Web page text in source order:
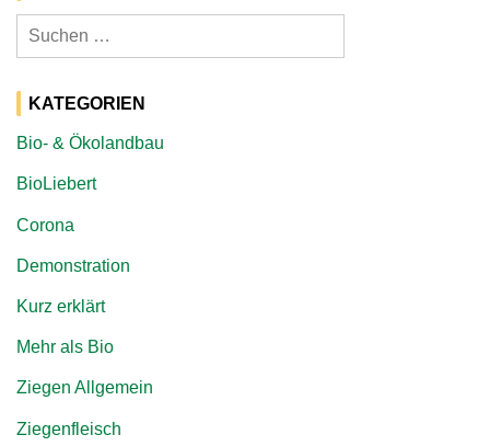
Suchen
nach:
KATEGORIEN
Bio- & Ökolandbau
BioLiebert
Corona
Demonstration
Kurz erklärt
Mehr als Bio
Ziegen Allgemein
Ziegenfleisch